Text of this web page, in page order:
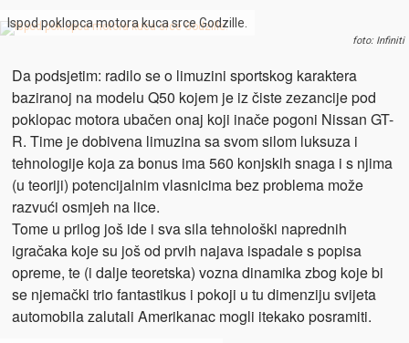
Ispod poklopca motora kuca srce Godzille.
foto: Infiniti
Da podsjetim: radilo se o limuzini sportskog karaktera
baziranoj na modelu Q50 kojem je iz čiste zezancije pod
poklopac motora ubačen onaj koji inače pogoni Nissan GT-
R. Time je dobivena limuzina sa svom silom luksuza i
tehnologije koja za bonus ima 560 konjskih snaga i s njima
(u teoriji) potencijalnim vlasnicima bez problema može
razvući osmjeh na lice.
Tome u prilog još ide i sva sila tehnološki naprednih
igračaka koje su još od prvih najava ispadale s popisa
opreme, te (i dalje teoretska) vozna dinamika zbog koje bi
se njemački trio fantastikus i pokoji u tu dimenziju svijeta
automobila zalutali Amerikanac mogli itekako posramiti.